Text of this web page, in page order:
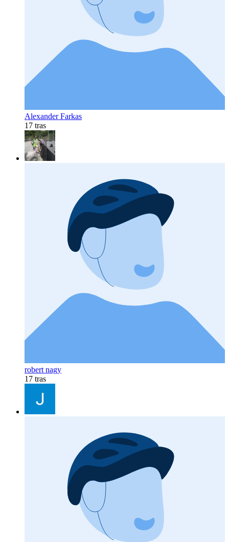
Alexander Farkas
17 tras
robert nagy
17 tras